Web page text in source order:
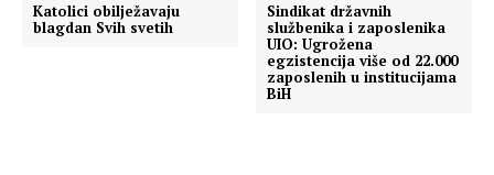
Katolici obilježavaju
blagdan Svih svetih
Sindikat državnih
službenika i zaposlenika
UIO: Ugrožena
egzistencija više od 22.000
zaposlenih u institucijama
BiH